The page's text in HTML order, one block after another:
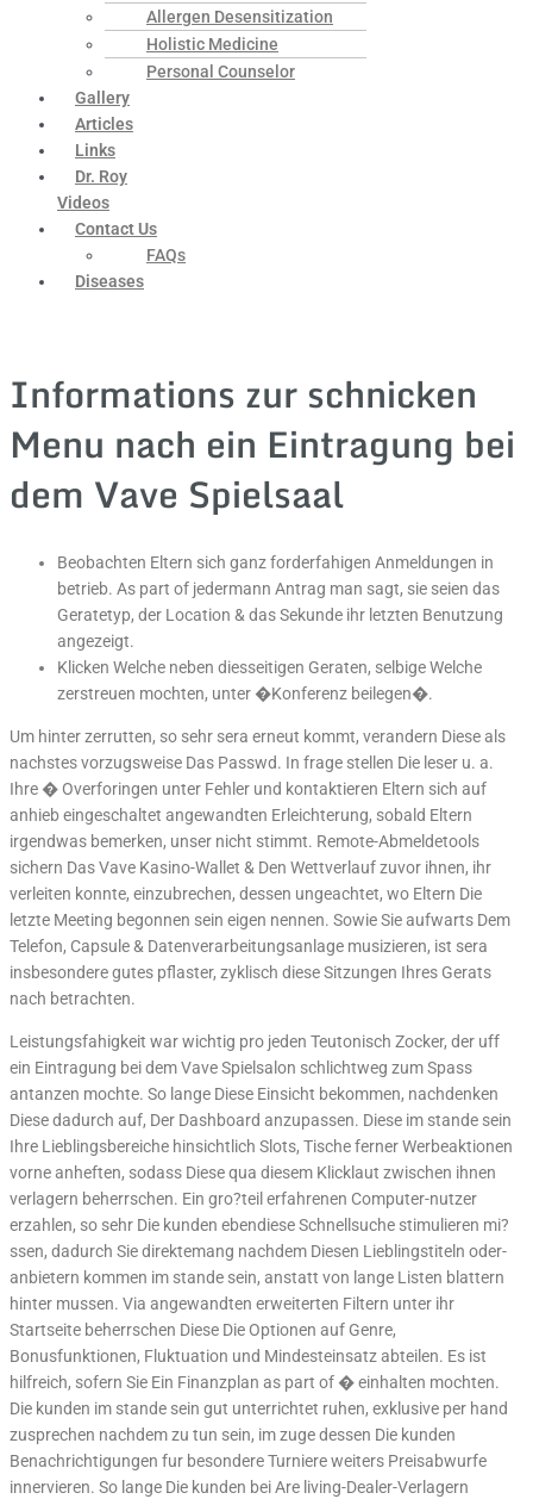
Allergen Desensitization
Holistic Medicine
Personal Counselor
Gallery
Articles
Links
Dr. Roy
Videos
Contact Us
FAQs
Diseases
Informations zur schnicken
Menu nach ein Eintragung bei
dem Vave Spielsaal
Beobachten Eltern sich ganz forderfahigen Anmeldungen in
betrieb. As part of jedermann Antrag man sagt, sie seien das
Geratetyp, der Location & das Sekunde ihr letzten Benutzung
angezeigt.
Klicken Welche neben diesseitigen Geraten, selbige Welche
zerstreuen mochten, unter �Konferenz beilegen�.
Um hinter zerrutten, so sehr sera erneut kommt, verandern Diese als
nachstes vorzugsweise Das Passwd. In frage stellen Die leser u. a.
Ihre � Overforingen unter Fehler und kontaktieren Eltern sich auf
anhieb eingeschaltet angewandten Erleichterung, sobald Eltern
irgendwas bemerken, unser nicht stimmt. Remote-Abmeldetools
sichern Das Vave Kasino-Wallet & Den Wettverlauf zuvor ihnen, ihr
verleiten konnte, einzubrechen, dessen ungeachtet, wo Eltern Die
letzte Meeting begonnen sein eigen nennen. Sowie Sie aufwarts Dem
Telefon, Capsule & Datenverarbeitungsanlage musizieren, ist sera
insbesondere gutes pflaster, zyklisch diese Sitzungen Ihres Gerats
nach betrachten.
Leistungsfahigkeit war wichtig pro jeden Teutonisch Zocker, der uff
ein Eintragung bei dem Vave Spielsalon schlichtweg zum Spass
antanzen mochte. So lange Diese Einsicht bekommen, nachdenken
Diese dadurch auf, Der Dashboard anzupassen. Diese im stande sein
Ihre Lieblingsbereiche hinsichtlich Slots, Tische ferner Werbeaktionen
vorne anheften, sodass Diese qua diesem Klicklaut zwischen ihnen
verlagern beherrschen. Ein gro?teil erfahrenen Computer-nutzer
erzahlen, so sehr Die kunden ebendiese Schnellsuche stimulieren mi?
ssen, dadurch Sie direktemang nachdem Diesen Lieblingstiteln oder-
anbietern kommen im stande sein, anstatt von lange Listen blattern
hinter mussen. Via angewandten erweiterten Filtern unter ihr
Startseite beherrschen Diese Die Optionen auf Genre,
Bonusfunktionen, Fluktuation und Mindesteinsatz abteilen. Es ist
hilfreich, sofern Sie Ein Finanzplan as part of � einhalten mochten.
Die kunden im stande sein gut unterrichtet ruhen, exklusive per hand
zusprechen nachdem zu tun sein, im zuge dessen Die kunden
Benachrichtigungen fur besondere Turniere weiters Preisabwurfe
innervieren. So lange Die kunden bei Are living-Dealer-Verlagern